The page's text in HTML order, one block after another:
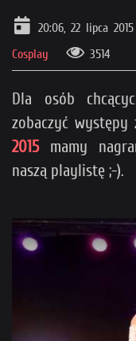
20:06, 22 lipca 2015
Cosplay
3514
Dla osób
zobaczyć
2015mamy
naszą playlistę ;-).